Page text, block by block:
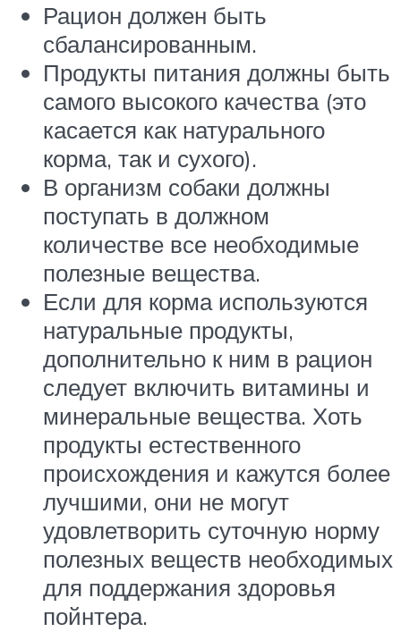
Рацион должен быть
сбалансированным.
Продукты питания должны быть
самого высокого качества (это
касается как натурального
корма, так и сухого).
В организм собаки должны
поступать в должном
количестве все необходимые
полезные вещества.
Если для корма используются
натуральные продукты,
дополнительно к ним в рацион
следует включить витамины и
минеральные вещества. Хоть
продукты естественного
происхождения и кажутся более
лучшими, они не могут
удовлетворить суточную норму
полезных веществ необходимых
для поддержания здоровья
пойнтера.